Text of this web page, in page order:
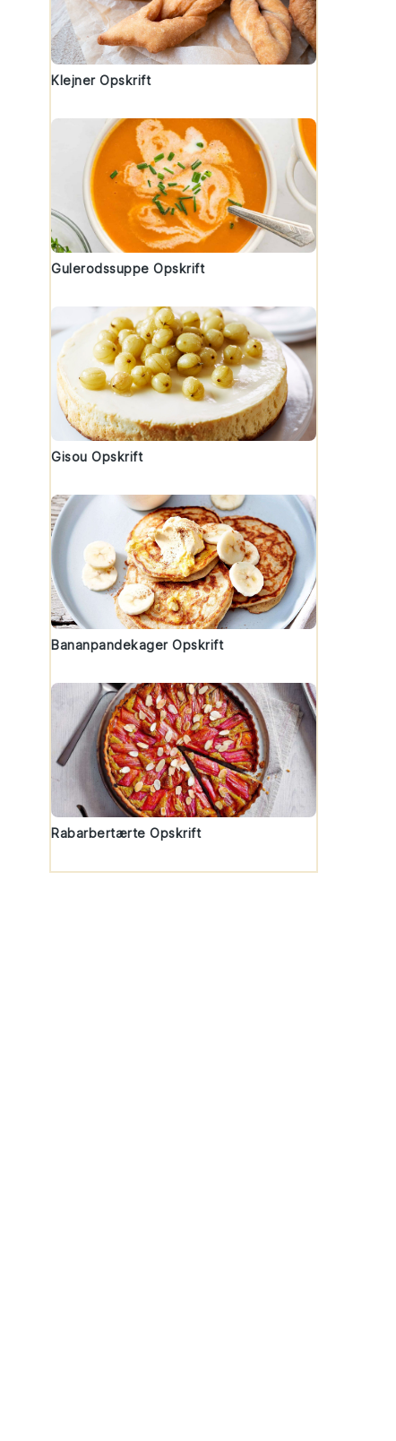
Klejner Opskrift
Gulerodssuppe Opskrift
Gisou Opskrift
Bananpandekager Opskrift
Rabarbertærte Opskrift